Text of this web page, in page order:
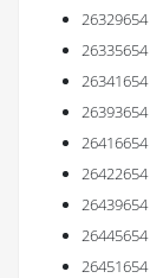
26329654
26335654
26341654
26393654
26416654
26422654
26439654
26445654
26451654